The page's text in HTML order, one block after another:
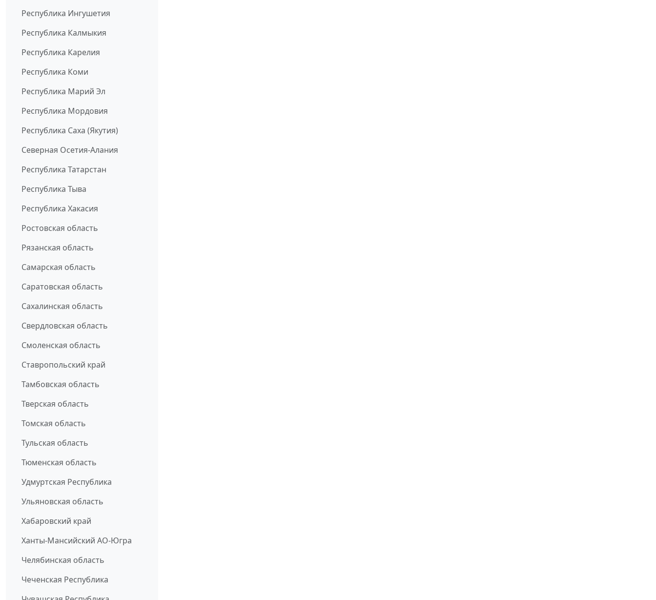
Республика Ингушетия
Республика Калмыкия
Республика Карелия
Республика Коми
Республика Марий Эл
Республика Мордовия
Республика Саха (Якутия)
Северная Осетия-Алания
Республика Татарстан
Республика Тыва
Республика Хакасия
Ростовская область
Рязанская область
Самарская область
Саратовская область
Сахалинская область
Свердловская область
Смоленская область
Ставропольский край
Тамбовская область
Тверская область
Томская область
Тульская область
Тюменская область
Удмуртская Республика
Ульяновская область
Хабаровский край
Ханты-Мансийский АО-Югра
Челябинская область
Чеченская Республика